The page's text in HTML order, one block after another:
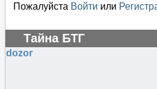
Пожалуйста Войти или
Тайна БТГ
dozor